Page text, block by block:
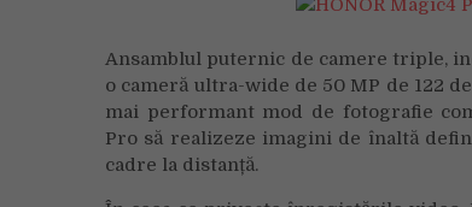
Ansamblul puternic de camere triple,
o cameră ultra-wide de 50 MP de 122
mai performant mod de fotografie
Pro să realizeze imagini de înaltă
cadre la distanță.